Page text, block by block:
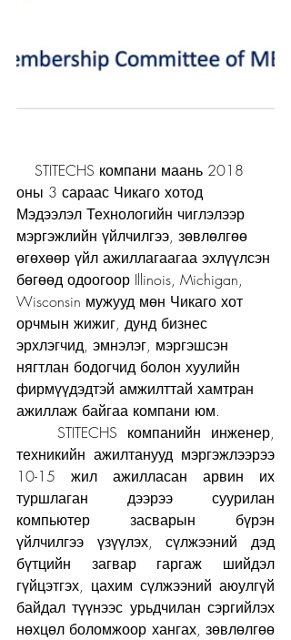
оны 3 сараас Чикаго хотод
Мэдээлэл Технологийн чиглэлээр
мэргэжлийн үйлчилгээ, зөвлөлгөө
өгөхөөр үйл ажиллагаагаа эхлүүлсэн
бөгөөд одоогоор Illinois, Michigan,
Wisconsin мужууд мөн Чикаго хот
орчмын жижиг, дунд бизнес
эрхлэгчид, эмнэлэг, мэргэшсэн
нягтлан бодогчид болон хуулийн
фирмүүдэдтэй амжилттай хамтран
ажиллаж байгаа компани юм.
техникийн ажилтанууд мэргэжлээрээ
10-15 жил ажилласан арвин их
туршлаган дээрээ суурилан
компьютер засварын бүрэн
үйлчилгээ үзүүлэх, сүлжээний дэд
бүтцийн загвар гаргаж шийдэл
гүйцэтгэх, цахим сүлжээний аюулгүй
байдал түүнээс урьдчилан сэргийлэх
нөхцөл боломжоор хангах, зөвлөлгөө